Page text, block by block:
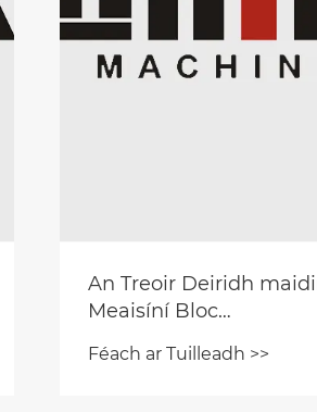
An Treoir Deiridh
Meaisíní Bloc
Foirgníochta
Féach ar Tuilleadh >>